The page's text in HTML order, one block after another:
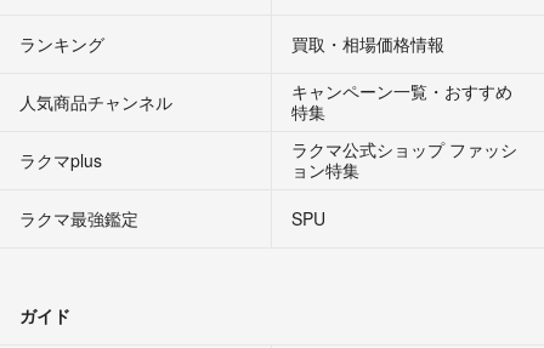
ランキング 買取・相場価格情報
人気商品チャンネル
キャンペーン一覧・おすすめ
特集
ラクマplus
ラクマ公式ショップ ファッシ
ョン特集
ラクマ最強鑑定
SPU
ガイド